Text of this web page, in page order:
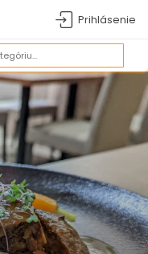
Prihlásenie